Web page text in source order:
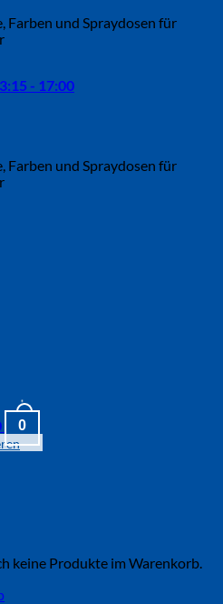
Farben und Spraydosen für
- 17:00
Farben und Spraydosen für
0
keine Produkte im Warenkorb.